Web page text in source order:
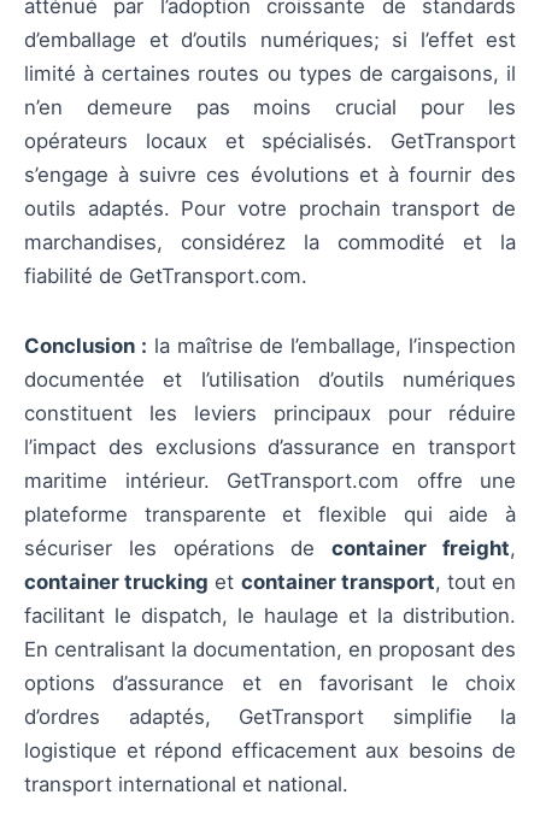
atténué par l’adoption croissante de standards
d’emballage et d’outils numériques; si l’effet est
limité à certaines routes ou types de cargaisons, il
n’en demeure pas moins crucial pour les
opérateurs locaux et spécialisés. GetTransport
s’engage à suivre ces évolutions et à fournir des
outils adaptés. Pour votre prochain transport de
marchandises, considérez la commodité et la
fiabilité de GetTransport.com.
Conclusion : la maîtrise de l’emballage, l’inspection
documentée et l’utilisation d’outils numériques
constituent les leviers principaux pour réduire
l’impact des exclusions d’assurance en transport
maritime intérieur. GetTransport.com offre une
plateforme transparente et flexible qui aide à
sécuriser les opérations decontainer freight,
container trucking et container transport, tout en
facilitant le dispatch, le haulage et la distribution.
En centralisant la documentation, en proposant des
options d’assurance et en favorisant le choix
d’ordres adaptés, GetTransport simplifie la
logistique et répond efficacement aux besoins de
transport international et national.